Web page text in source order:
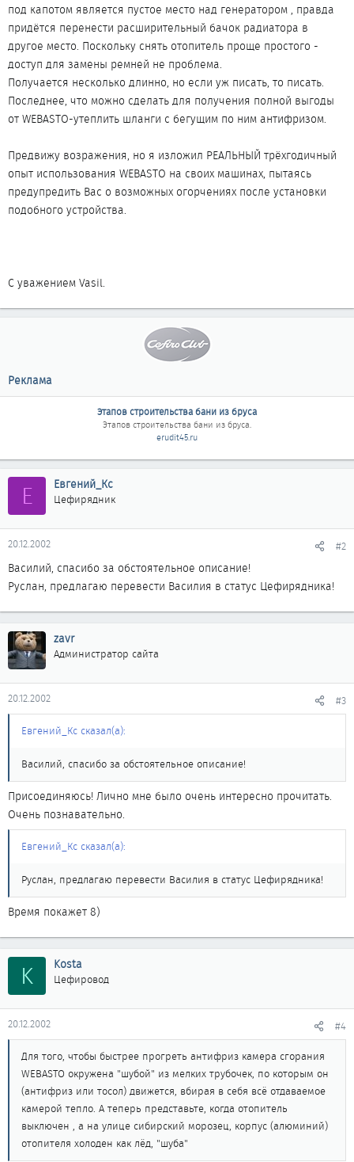
под капотом является пустое место над генератором , правда
придётся перенести расширительный бачок радиатора в
другое место. Поскольку снять отопитель проще простого -
доступ для замены ремней не проблема.
Получается несколько длинно, но если уж писать, то писать.
Последнее, что можно сделать для получения полной выгоды
от WEBASTO-утеплить шланги с бегущим по ним антифризом.
Предвижу возражения, но я изложил РЕАЛЬНЫЙ трёхгодичный
опыт использования WEBASTO на своих машинах, пытаясь
предупредить Вас о возможных огорчениях после установки
подобного устройства.
С уважением Vasil.
Реклама
Этапов строительства бани из бруса
Этапов строительства бани из бруса.
erudit45.ru
Е Евгений_Кс
Цефирядник
20.12.2002 #2
Василий, спасибо за обстоятельное описание!
Руслан, предлагаю перевести Василия в статус Цефирядника!
zavr
Администратор сайта
20.12.2002 #3
Евгений_Кс сказал(а):
Василий, спасибо за обстоятельное описание!
Присоединяюсь! Лично мне было очень интересно прочитать.
Очень познавательно.
Евгений_Кс сказал(а):
Руслан, предлагаю перевести Василия в статус Цефирядника!
Время покажет 8)
K Kosta
Цефировод
20.12.2002 #4
Для того, чтобы быстрее прогреть антифриз камера сгорания
WEBASTO окружена "шубой" из мелких трубочек, по которым он
(антифриз или тосол) движется, вбирая в себя всё отдаваемое
камерой тепло. А теперь представьте, когда отопитель
выключен , а на улице сибирский морозец, корпус (алюминий)
отопителя холоден как лёд, "шуба"